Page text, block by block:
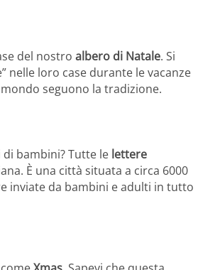
del nostro albero di Natale. Si
nelle loro case durante le vacanze
seguono la tradizione.
bambini? Tutte le lettere
È una città situata a circa 6000
inviate da bambini e adulti in tutto